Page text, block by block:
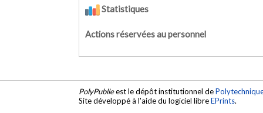
Statistiques
Actions réservées au personnel
PolyPublieest le dépôt institutionnel de
Site développé à l'aide du logiciel libreEPrints.